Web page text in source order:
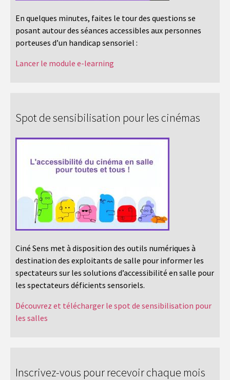
En quelques minutes, faites le tour des questions se
posant autour des séances accessibles aux personnes
porteuses d’un handicap sensoriel :
Lancer le module e-learning
Spot de sensibilisation pour les cinémas
Ciné Sens met à disposition des outils numériques à
destination des exploitants de salle pour informer les
spectateurs sur les solutions d’accessibilité en salle pour
les spectateurs déficients sensoriels.
Découvrez et télécharger le spot de sensibilisation pour
les salles
Inscrivez-vous pour recevoir chaque mois